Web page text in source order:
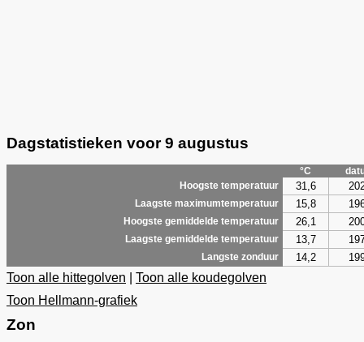
Dagstatistieken voor 9 augustus
°C
Hoogste temperatuur
31,6
Laagste maximumtemperatuur 15,8
Hoogste gemiddelde temperatuur 26,1
Laagste gemiddelde temperatuur 13,7
Langste zonduur 14,2
Toon alle hittegolven
Toon alle koudegolven
Toon Hellmann-grafiek
Zon